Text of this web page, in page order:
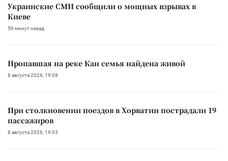
Украинские СМИ сообщили о мощных взрывах в
Киеве
56 минут назад
Пропавшая на реке Кан семья найдена живой
8 августа 2026, 19:08
При столкновении поездов в Хорватии пострадали 19
пассажиров
8 августа 2026, 19:03